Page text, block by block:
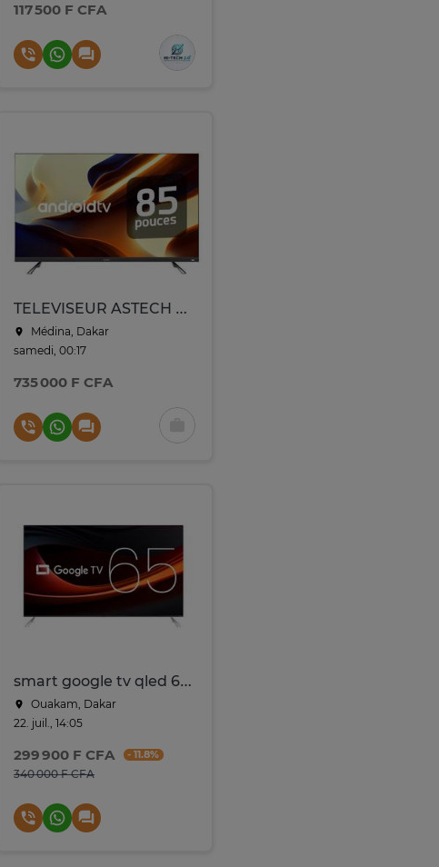
117 500 F CFA
TELEVISEUR ASTECH 85" SMART QLED GOOGLE TV
Médina, Dakar
samedi, 00:17
735 000 F CFA
smart google tv qled 65" 4k full options
Ouakam, Dakar
22. juil., 14:05
299 900 F CFA - 11.8%
340 000 F CFA